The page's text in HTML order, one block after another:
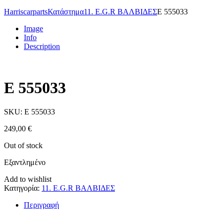
HarriscarpartsΚατάστημα11. E.G.R ΒΑΛΒΙΔΕΣE 555033
Image
Info
Description
E 555033
SKU: E 555033
249,00 €
Out of stock
Εξαντλημένο
Add to wishlist
Κατηγορία: 11. E.G.R ΒΑΛΒΙΔΕΣ
Περιγραφή